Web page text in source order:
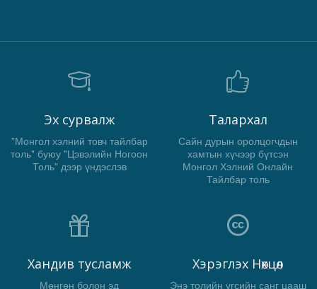
Эх сурвалж
"Монгол хэлний товч тайлбар
толь" буюу "Цэвэлийн Ногоон
Толь" дээр үндэслэв
Талархал
Сайн дурын оролцогчдын
хамтын хүчээр бүтсэн
Монгол Хэлний Онлайн
Тайлбар толь
Хандив тусламж
Мөнгөн болон эд
Хэрэглэх Нөхцөл
Энэ толийн үгсийн санг цааш